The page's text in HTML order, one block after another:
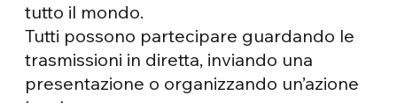
tutto il mondo.
Tutti possono partecipare guardando le
trasmissioni in diretta, inviando una
presentazione o organizzando un’azione